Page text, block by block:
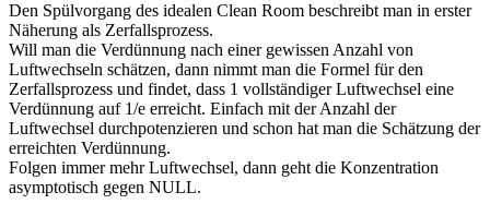
Den Spülvorgang des idealen Clean Room beschreibt man in erster
Näherung als Zerfallsprozess.
Will man die Verdünnung nach einer gewissen Anzahl von
Luftwechseln schätzen, dann nimmt man die Formel für den
Zerfallsprozess und findet, dass 1 vollständiger Luftwechsel eine
Verdünnung auf 1/e erreicht. Einfach mit der Anzahl der
Luftwechsel durchpotenzieren und schon hat man die Schätzung der
erreichten Verdünnung.
Folgen immer mehr Luftwechsel, dann geht die Konzentration
asymptotisch gegen NULL.